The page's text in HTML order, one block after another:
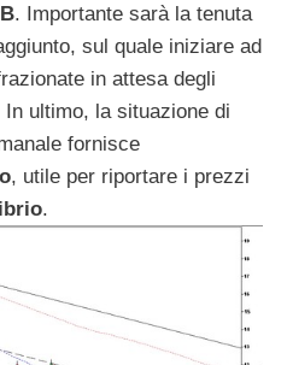
. Importante sarà la tenuta
sul quale iniziare ad
in attesa degli
ultimo, la situazione di
fornisce
, utile per riportare i prezzi
.